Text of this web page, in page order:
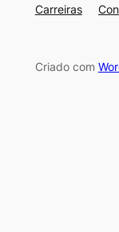
Carreiras
Criado com